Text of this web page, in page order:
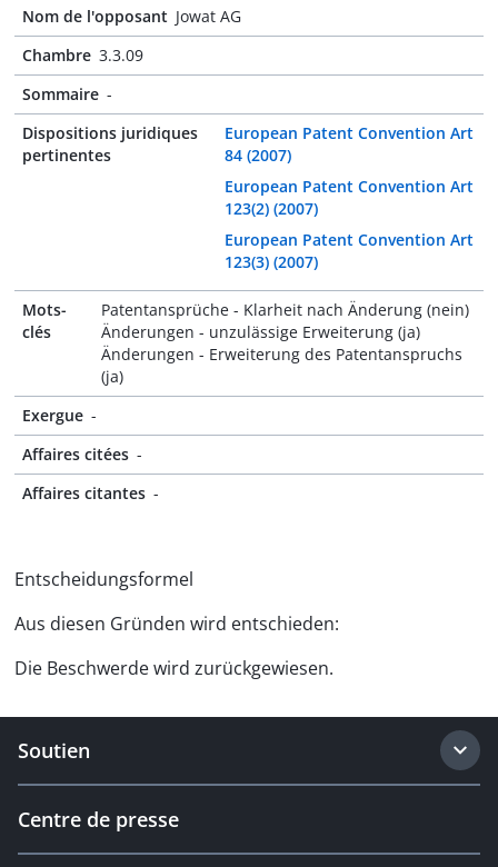
Nom de l'opposant Jowat AG
Chambre 3.3.09
Sommaire -
Dispositions juridiques
pertinentes
European Patent Convention Art
84 (2007)
European Patent Convention Art
123(2) (2007)
European Patent Convention Art
123(3) (2007)
Mots-
clés
Patentansprüche - Klarheit nach Änderung (nein)
Änderungen - unzulässige Erweiterung (ja)
Änderungen - Erweiterung des Patentanspruchs
(ja)
Exergue -
Affaires citées -
Affaires citantes -
Entscheidungsformel
Aus diesen Gründen wird entschieden:
Die Beschwerde wird zurückgewiesen.
Soutien
Centre de presse